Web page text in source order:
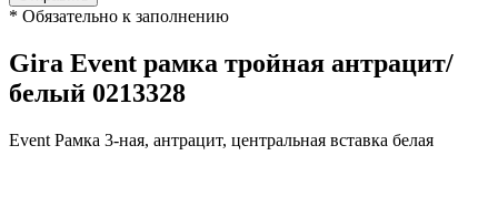
* Обязательно к заполнению
Gira Event рамка тройная антрацит/
белый 0213328
Event Рамка 3-ная, антрацит, центральная вставка белая